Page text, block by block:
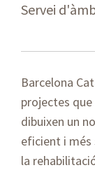
Servei
Barcelona
projectes
dibuixen un
eficient i més
la